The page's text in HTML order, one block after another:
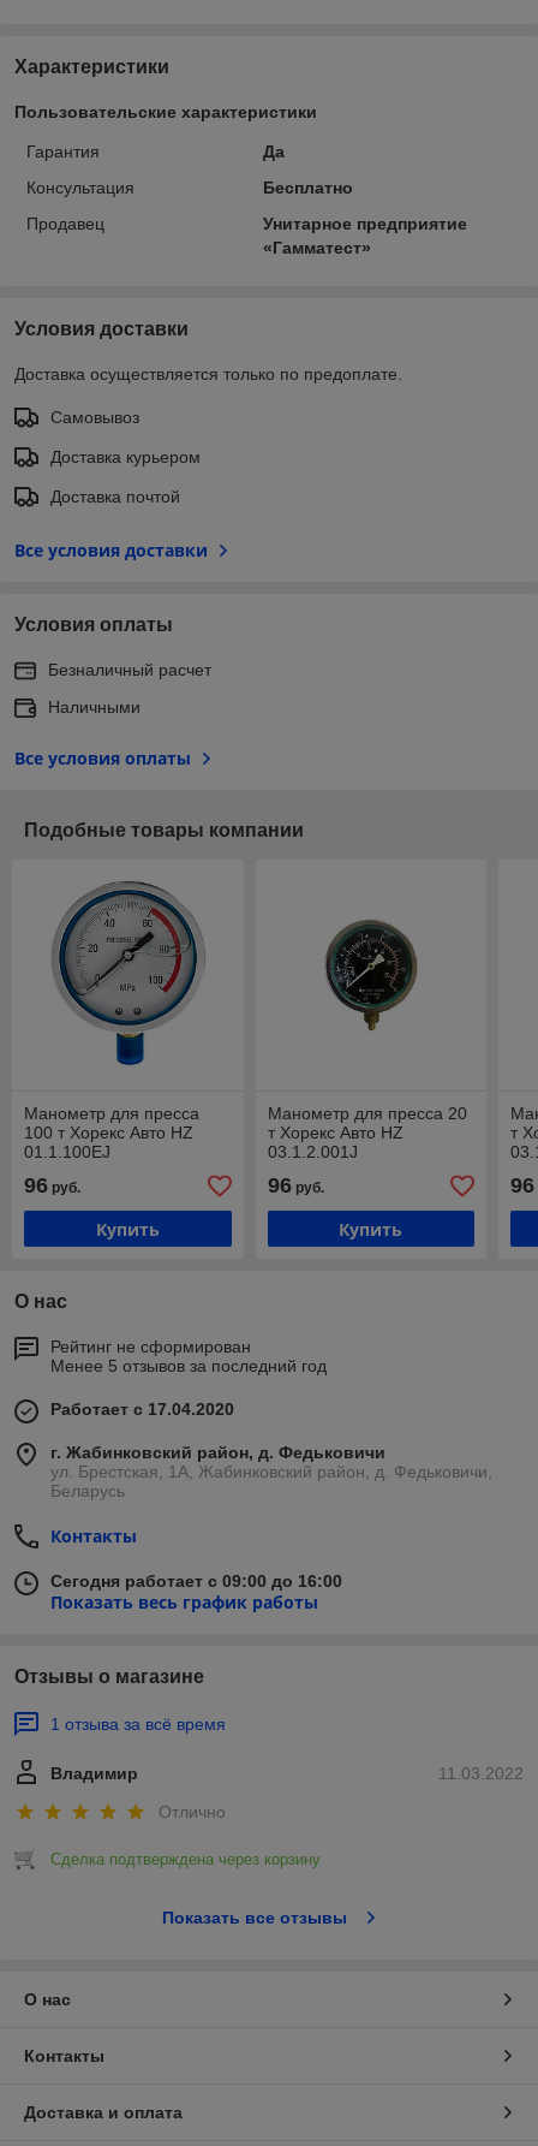
Характеристики
Пользовательские характеристики
Гарантия
Да
Консультация
Бесплатно
Продавец
Унитарное предприятие
«Гамматест»
Условия доставки
Доставка осуществляется только по предоплате.
Самовывоз
Доставка курьером
Доставка почтой
Все условия доставки
Условия оплаты
Безналичный расчет
Наличными
Все условия оплаты
Подобные товары компании
Манометр для пресса
100 т Хорекс Авто HZ
01.1.100EJ
96 руб.
Купить
Манометр для пресса 20
т Хорекс Авто HZ
03.1.2.001J
96руб.
Купить
т
96
О нас
Рейтинг не сформирован
Менее 5 отзывов за последний год
Работает с 17.04.2020
г. Жабинковский район, д. Федьковичи
ул. Брестская, 1А, Жабинковский район, д. Федьковичи,
Беларусь
Контакты
Сегодня работает с 09:00 до 16:00
Показать весь график работы
Отзывы о магазине
1 отзыва за всё время
11.03.2022
Владимир
Отлично
Сделка подтверждена через корзину
Показать все отзывы
О нас
Контакты
Доставка и оплата